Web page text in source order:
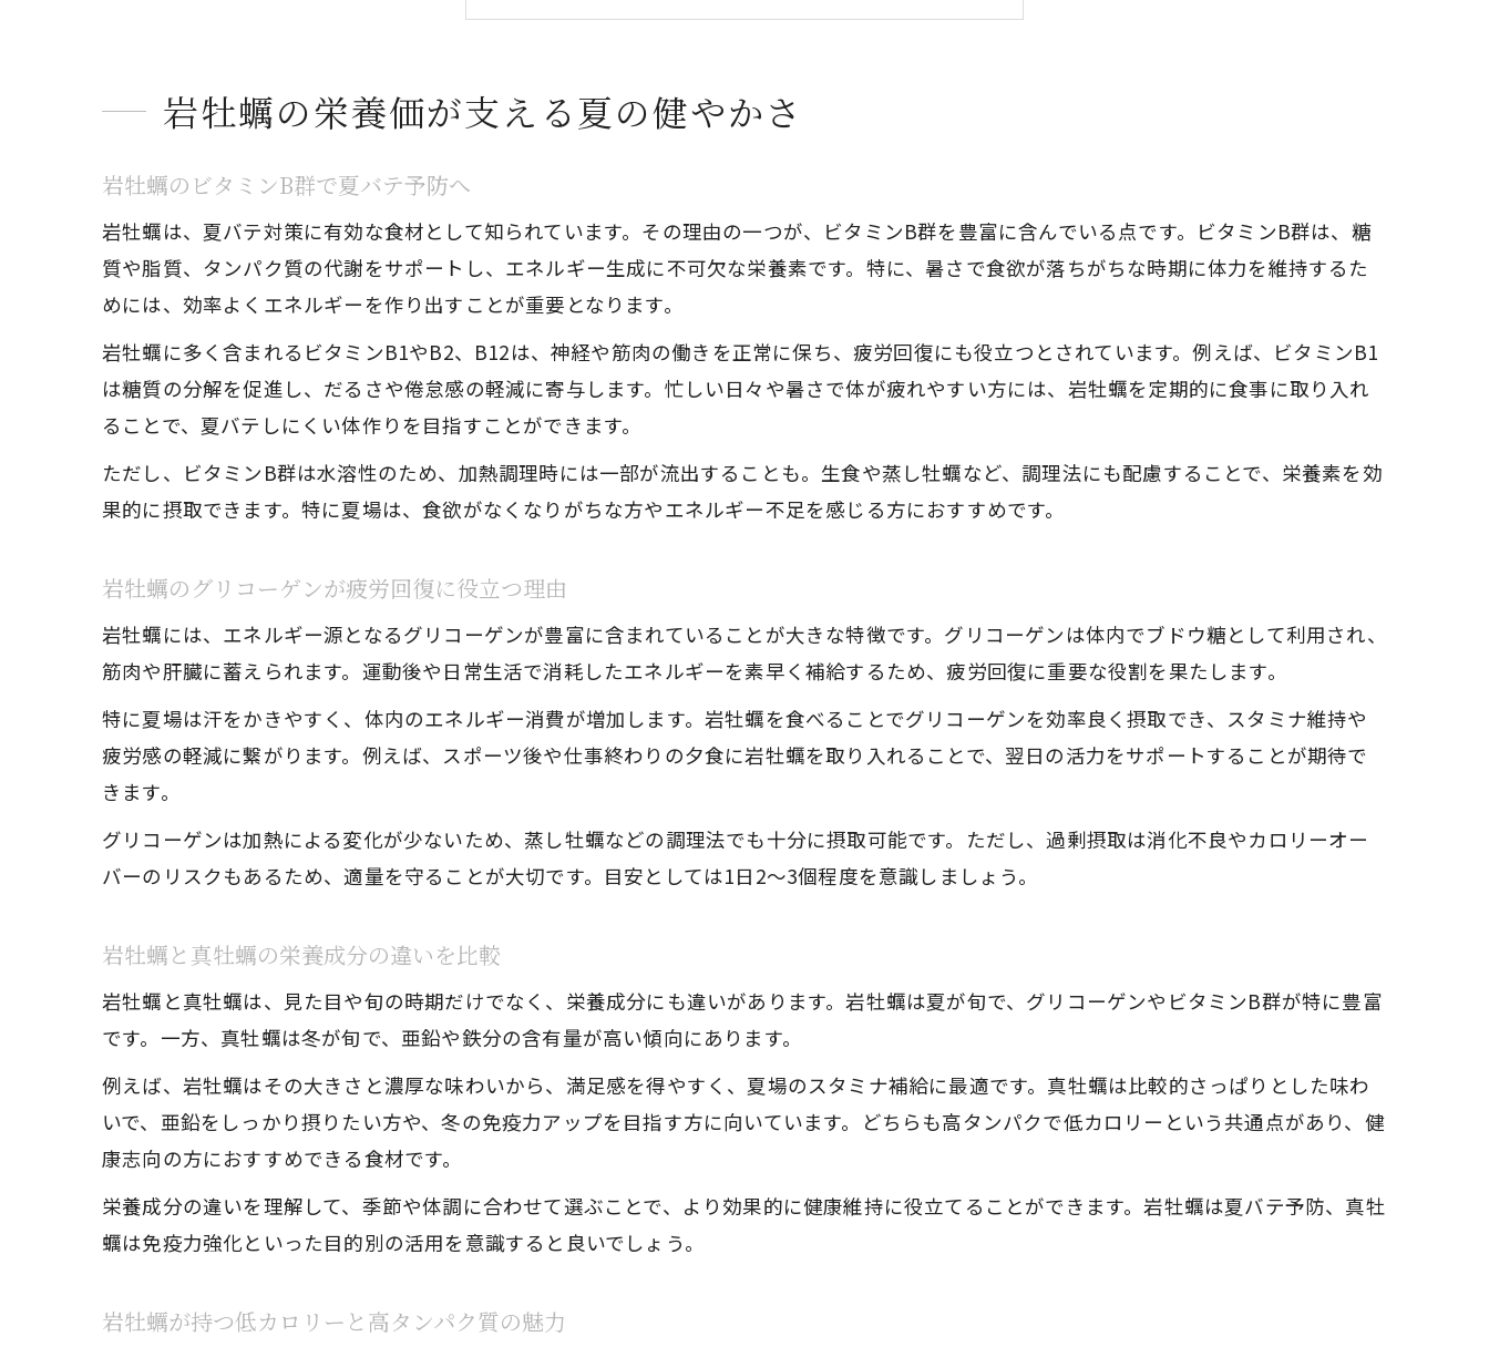
岩牡蠣が持つ低カロリーと高タンパク質の魅力
旬の岩牡蠣栄養成分で疲労回復を実感
岩牡蠣のタンパク質で体力アップを実感しよう
岩牡蠣の栄養バランスが夏に最適な理由
岩牡蠣とビタミンB群の健康効果の関係性
スタミナ維持なら岩牡蠣の効能に注目を
岩牡蠣の効能がスタミナ維持に効果的な理由
岩牡蠣と男性の健康を支える栄養効果
蒸し牡蠣で栄養価を逃さず摂取する方法
岩牡蠣のタウリンで活力アップを目指す
女性にも男性にも嬉しい岩牡蠣の効果
岩牡蠣が女性にも嬉しい鉄分と貧血予防効果
男性におすすめな岩牡蠣の亜鉛と精力サポート
岩牡蠣の肝臓サポート効果に注目しよう
岩牡蠣の栄養価で家族の健康をサポート
岩牡蠣の食べ過ぎと亜鉛バランスを考える
岩牡蠣の食べ過ぎが亜鉛過剰になる理由
岩牡蠣と亜鉛のバランスを守るコツ
岩牡蠣を適量楽しむための食事ポイント
岩牡蠣で夏バテ知らず！適量ガイド付き
岩牡蠣の適量摂取で夏バテ予防を実践
岩牡蠣を日常食に取り入れる工夫を紹介
岩牡蠣と夏バテ対策のポイントを解説
岩牡蠣の栄養価が支える夏の健やかさ
岩牡蠣のビタミンB群で夏バテ予防へ
岩牡蠣は、夏バテ対策に有効な食材として知られています。その理由の一つが、ビタミンB群を豊富に含んでいる点です。ビタミンB群は、糖
質や脂質、タンパク質の代謝をサポートし、エネルギー生成に不可欠な栄養素です。特に、暑さで食欲が落ちがちな時期に体力を維持するた
めには、効率よくエネルギーを作り出すことが重要となります。
岩牡蠣に多く含まれるビタミンB1やB2、B12は、神経や筋肉の働きを正常に保ち、疲労回復にも役立つとされています。例えば、ビタミンB1
は糖質の分解を促進し、だるさや倦怠感の軽減に寄与します。忙しい日々や暑さで体が疲れやすい方には、岩牡蠣を定期的に食事に取り入れ
ることで、夏バテしにくい体作りを目指すことができます。
ただし、ビタミンB群は水溶性のため、加熱調理時には一部が流出することも。生食や蒸し牡蠣など、調理法にも配慮することで、栄養素を効
果的に摂取できます。特に夏場は、食欲がなくなりがちな方やエネルギー不足を感じる方におすすめです。
岩牡蠣のグリコーゲンが疲労回復に役立つ理由
岩牡蠣には、エネルギー源となるグリコーゲンが豊富に含まれていることが大きな特徴です。グリコーゲンは体内でブドウ糖として利用され、
筋肉や肝臓に蓄えられます。運動後や日常生活で消耗したエネルギーを素早く補給するため、疲労回復に重要な役割を果たします。
特に夏場は汗をかきやすく、体内のエネルギー消費が増加します。岩牡蠣を食べることでグリコーゲンを効率良く摂取でき、スタミナ維持や
疲労感の軽減に繋がります。例えば、スポーツ後や仕事終わりの夕食に岩牡蠣を取り入れることで、翌日の活力をサポートすることが期待で
きます。
グリコーゲンは加熱による変化が少ないため、蒸し牡蠣などの調理法でも十分に摂取可能です。ただし、過剰摂取は消化不良やカロリーオー
バーのリスクもあるため、適量を守ることが大切です。目安としては1日2～3個程度を意識しましょう。
岩牡蠣と真牡蠣の栄養成分の違いを比較
岩牡蠣と真牡蠣は、見た目や旬の時期だけでなく、栄養成分にも違いがあります。岩牡蠣は夏が旬で、グリコーゲンやビタミンB群が特に豊富
です。一方、真牡蠣は冬が旬で、亜鉛や鉄分の含有量が高い傾向にあります。
例えば、岩牡蠣はその大きさと濃厚な味わいから、満足感を得やすく、夏場のスタミナ補給に最適です。真牡蠣は比較的さっぱりとした味わ
いで、亜鉛をしっかり摂りたい方や、冬の免疫力アップを目指す方に向いています。どちらも高タンパクで低カロリーという共通点があり、健
康志向の方におすすめできる食材です。
栄養成分の違いを理解して、季節や体調に合わせて選ぶことで、より効果的に健康維持に役立てることができます。岩牡蠣は夏バテ予防、真牡
蠣は免疫力強化といった目的別の活用を意識すると良いでしょう。
岩牡蠣が持つ低カロリーと高タンパク質の魅力